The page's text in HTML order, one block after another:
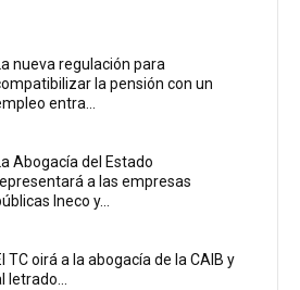
nueva regulación para
la pensión con un
entra...
Abogacía del Estado
a las empresas
Ineco y...
TC oirá a la abogacía de la CAIB y
letrado...